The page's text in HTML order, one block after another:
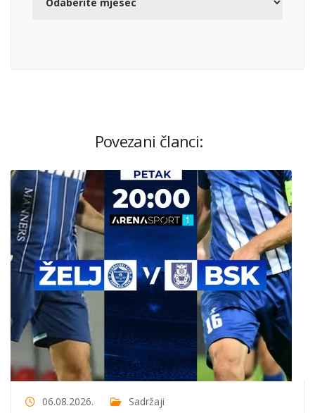
Povezani članci:
06.08.2026. Sadržaji